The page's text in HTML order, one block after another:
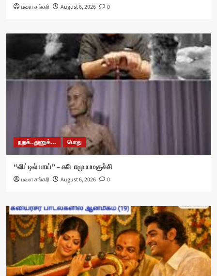
பவள சங்கரி August 6, 2026 0
நறுக்..துணுக்... பொது
“லிட்டில் பாய்” – சுடோமு யமகுச்சி
பவள சங்கரி August 6, 2026 0